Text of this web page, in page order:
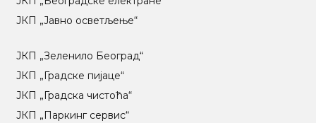
ЈКП „Јавно осветљење“
ЈКП „Зеленило Београд“
ЈКП „Градске пијаце“
ЈКП „Градска чистоћа“
ЈКП „Паркинг сервис“